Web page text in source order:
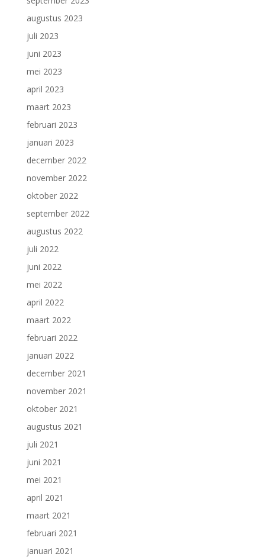
augustus 2023
juli 2023
juni 2023
mei 2023
april 2023
maart 2023
februari 2023
januari 2023
december 2022
november 2022
oktober 2022
september 2022
augustus 2022
juli 2022
juni 2022
mei 2022
april 2022
maart 2022
februari 2022
januari 2022
december 2021
november 2021
oktober 2021
augustus 2021
juli 2021
juni 2021
mei 2021
april 2021
maart 2021
februari 2021
januari 2021